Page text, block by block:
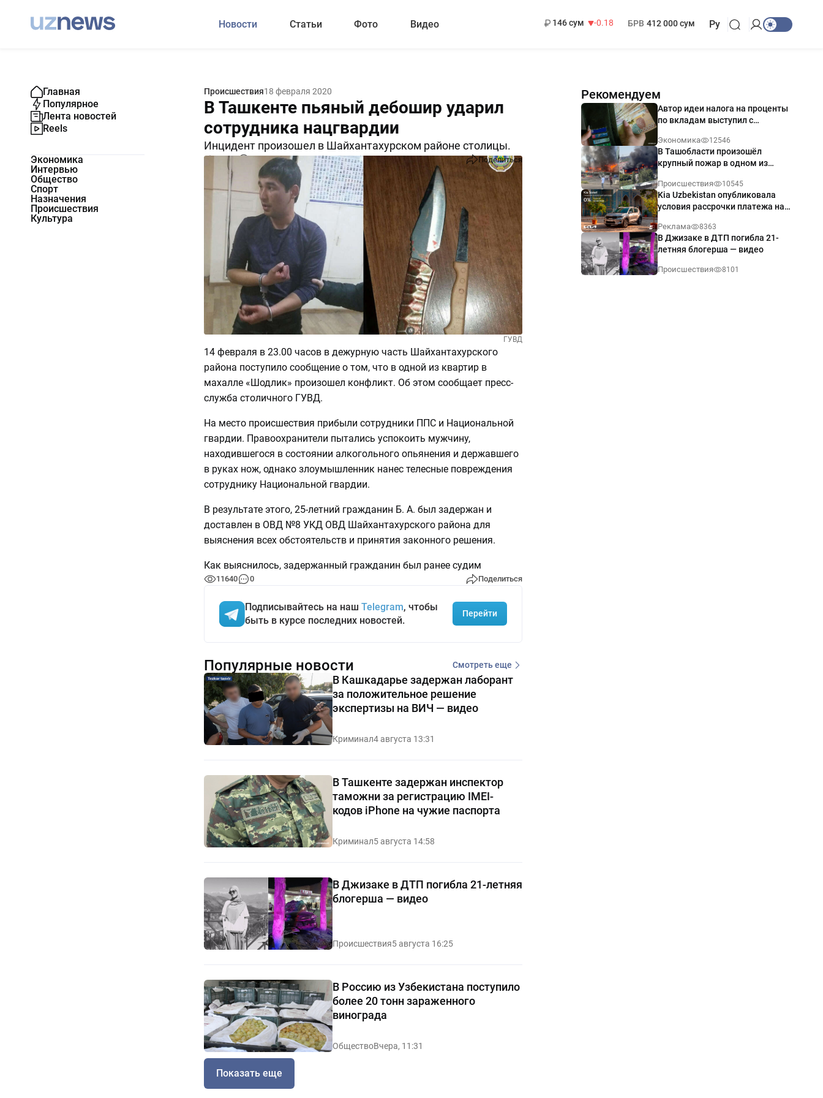
Новости Статьи Фото Видео
146 сум
-0.18
БРВ 412 000 сум Ру
Главная
Популярное
Лента новостей
Reels
Экономика
Интервью
Общество
Спорт
Назначения
Происшествия
Культура
Происшествия18 февраля 2020
В Ташкенте пьяный дебошир ударил
сотрудника нацгвардии
Инцидент произошел в Шайхантахурском районе столицы.
11640 Поделиться
ГУВД
14 февраля в 23.00 часов в дежурную часть Шайхантахурского
района поступило сообщение о том, что в одной из квартир в
махалле «Шодлик» произошел конфликт. Об этом сообщает пресс-
служба столичного ГУВД.
На место происшествия прибыли сотрудники ППС и Национальной
гвардии. Правоохранители пытались успокоить мужчину,
находившегося в состоянии алкогольного опьянения и державшего
в руках нож, однако злоумышленник нанес телесные повреждения
сотруднику Национальной гвардии.
В результате этого, 25-летний гражданин Б. А. был задержан и
доставлен в ОВД №8 УКД ОВД Шайхантахурского района для
выяснения всех обстоятельств и принятия законного решения.
Как выяснилось, задержанный гражданин был ранее судим
11640 0 Поделиться
Подписывайтесь на наш Telegram, чтобы
быть в курсе последних новостей.
Перейти
Рекомендуем
Автор идеи налога на проценты
по вкладам выступил с
Экономика 12546
В Ташобласти произошёл
крупный пожар в одном из
Происшествия 10545
Kia Uzbekistan опубликовала
условия рассрочки платежа на
годовых
Реклама 8363
В Джизаке в ДТП погибла 21-
летняя блогерша — видео
Происшествия 8101
Популярные новости Смотреть еще
В Кашкадарье задержан лаборант
за положительное решение
экспертизы на ВИЧ — видео
Криминал4 августа 13:31
В Ташкенте задержан инспектор
таможни за регистрацию IMEI-
кодов iPhone на чужие паспорта
Криминал5 августа 14:58
В Джизаке в ДТП погибла 21-летняя
блогерша — видео
Происшествия5 августа 16:25
В Россию из Узбекистана поступило
более 20 тонн зараженного
винограда
ОбществоВчера, 11:31
Показать еще